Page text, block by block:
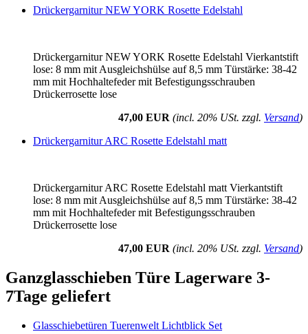
Drückergarnitur NEW YORK Rosette Edelstahl
Drückergarnitur NEW YORK Rosette Edelstahl Vierkantstift
lose: 8 mm mit Ausgleichshülse auf 8,5 mm Türstärke: 38-42
mm mit Hochhaltefeder mit Befestigungsschrauben
Drückerrosette lose
47,00 EUR (incl. 20% USt. zzgl. Versand)
Drückergarnitur ARC Rosette Edelstahl matt
Drückergarnitur ARC Rosette Edelstahl matt Vierkantstift
lose: 8 mm mit Ausgleichshülse auf 8,5 mm Türstärke: 38-42
mm mit Hochhaltefeder mit Befestigungsschrauben
Drückerrosette lose
47,00 EUR (incl. 20% USt. zzgl. Versand)
Ganzglasschieben Türe Lagerware 3-
7Tage geliefert
Glasschiebetüren Tuerenwelt Lichtblick Set